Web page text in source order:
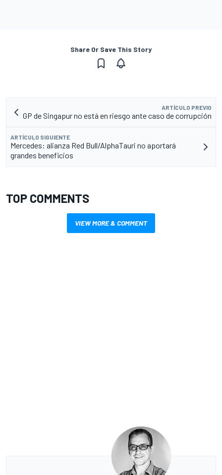
Share Or Save This Story
ARTÍCULO PREVIO
GP de Singapur no está en riesgo ante caso de corrupción
ARTÍCULO SIGUIENTE
Mercedes: alianza Red Bull/AlphaTauri no aportará
grandes beneficios
TOP COMMENTS
VIEW MORE & COMMENT